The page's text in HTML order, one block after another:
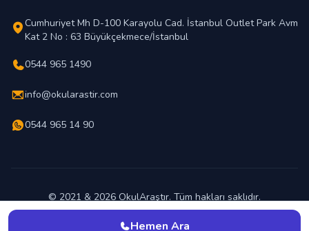
Hemen Ara
Cumhuriyet Mh D-100 Karayolu Cad. İstanbul Outlet Park Avm
Kat 2 No : 63 Büyükçekmece/İstanbul
0544 965 1490
info@okularastir.com
0544 965 14 90
© 2021 & 2026 OkulAraştır. Tüm hakları saklıdır.
En İyi Okul Hangisi ?